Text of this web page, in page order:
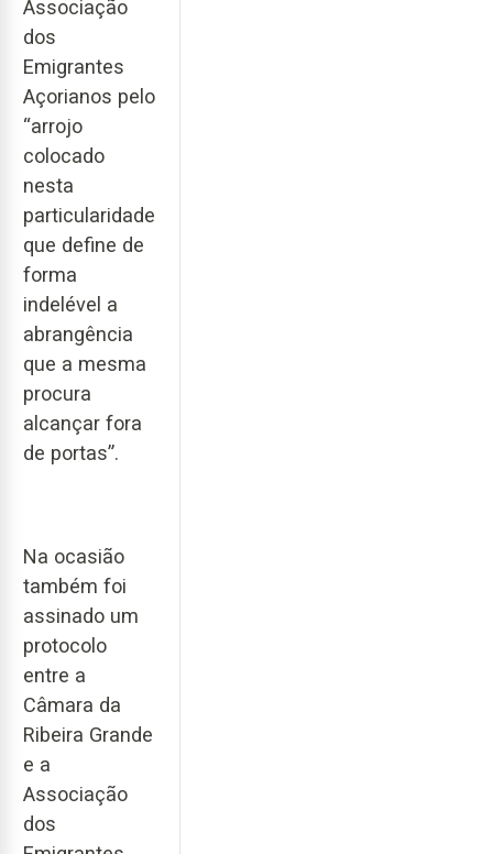
Associação
dos
Emigrantes
Açorianos pelo
“arrojo
colocado
nesta
particularidade
que define de
forma
indelével a
abrangência
que a mesma
procura
alcançar fora
de portas”.
Na ocasião
também foi
assinado um
protocolo
entre a
Câmara da
Ribeira Grande
e a
Associação
dos